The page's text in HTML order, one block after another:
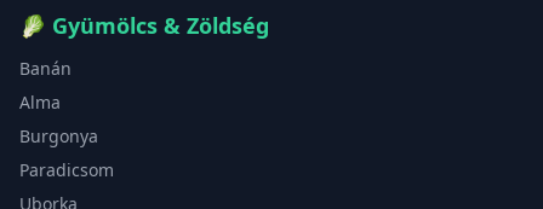
🥬 Gyümölcs & Zöldség
Banán
Alma
Burgonya
Paradicsom
Uborka